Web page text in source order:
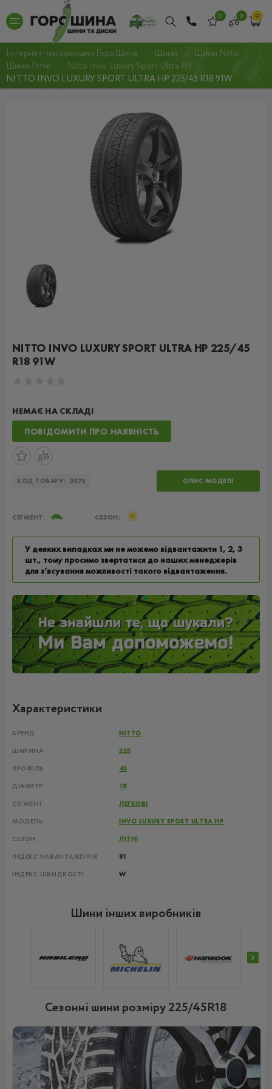
0 0 0
Інтернет-магазин шин ГороШина Шини
Шини Nitto
Шини Літні
Nitto Invo Luxury Sport Ultra HP
NITTO INVO LUXURY SPORT ULTRA HP 225/45 R18 91W
NITTO INVO LUXURY SPORT ULTRA HP 225/45
R18 91W
НЕМАЄ НА СКЛАДІ
ПОВІДОМИТИ ПРО НАЯВНІСТЬ
КОД ТОВАРУ: 3079 ОПИС МОДЕЛІ
СЕГМЕНТ: СЕЗОН:
У деяких випадках ми не можемо відвантажити 1, 2, 3
шт., тому просимо звертатися до наших менеджерів
для з’ясування можливості такого відвантаження.
Характеристики
БРЕНД NITTO
ШИРИНА 225
ПРОФІЛЬ 45
ДІАМЕТР 18
СЕГМЕНТ ЛЕГКОВІ
МОДЕЛЬ INVO LUXURY SPORT ULTRA HP
СЕЗОН ЛІТНІ
ІНДЕКС НАВАНТАЖЕННЯ 91
ІНДЕКС ШВИДКОСТІ W
Шини інших виробників
Сезонні шини розміру 225/45R18